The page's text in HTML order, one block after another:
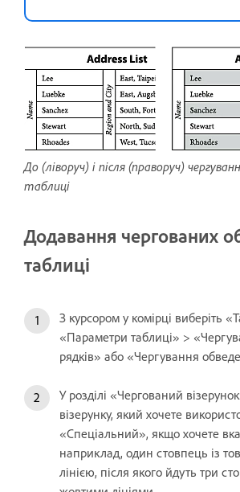
До (ліворуч) і після (праворуч)
таблиці
Додавання чергованих
таблиці
З курсором у комірці виберіть
«Параметри таблиці» >
рядків» або «Чергування
У розділі «Чергований
візерунку, який хочете
«Спеціальний», якщо хочете
наприклад, один стовпець із
лінією, після якого йдуть три